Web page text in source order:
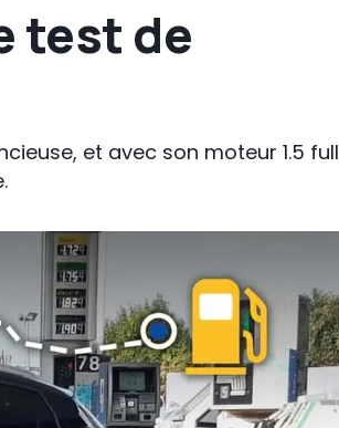
test de
et avec son moteur 1.5 full